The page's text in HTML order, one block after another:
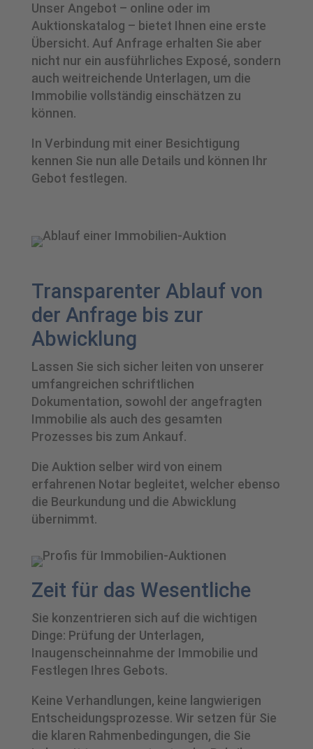
Unser Angebot – online oder im
Auktionskatalog – bietet Ihnen eine erste
Übersicht. Auf Anfrage erhalten Sie aber
nicht nur ein ausführliches Exposé, sondern
auch weitreichende Unterlagen, um die
Immobilie vollständig einschätzen zu
können.
In Verbindung mit einer Besichtigung
kennen Sie nun alle Details und können Ihr
Gebot festlegen.
Transparenter Ablauf von
der Anfrage bis zur
Abwicklung
Lassen Sie sich sicher leiten von unserer
umfangreichen schriftlichen
Dokumentation, sowohl der angefragten
Immobilie als auch des gesamten
Prozesses bis zum Ankauf.
Die Auktion selber wird von einem
erfahrenen Notar begleitet, welcher ebenso
die Beurkundung und die Abwicklung
übernimmt.
Zeit für das Wesentliche
Sie konzentrieren sich auf die wichtigen
Dinge: Prüfung der Unterlagen,
Inaugenscheinnahme der Immobilie und
Festlegen Ihres Gebots.
Keine Verhandlungen, keine langwierigen
Entscheidungsprozesse. Wir setzen für Sie
die klaren Rahmenbedingungen, die Sie